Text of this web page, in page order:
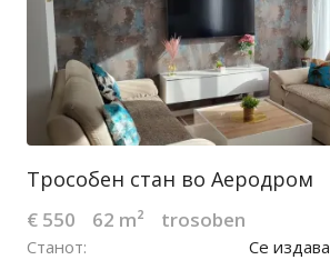
Трособен стан во Аеродром
€ 550 62 m² trosoben
Станот
Се издава